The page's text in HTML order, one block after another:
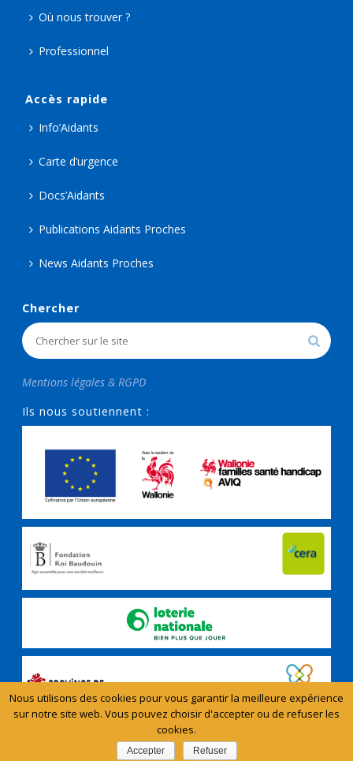
Où nous trouver ?
Professionnel
Accès rapide
Info’Aidants
Carte d’urgence
Docs’Aidants
Publications Aidants Proches
News Aidants Proches
Chercher
Mentions légales & RGPD
Ils nous soutiennent :
Copyright All Rights Reserved - Aidants Proches © 2024
Nous utilisons des cookies pour vous garantir la meilleure expérience
sur notre site web. Vous pouvez choisir d'accepter ou de refuser les
cookies.
Accepter Refuser